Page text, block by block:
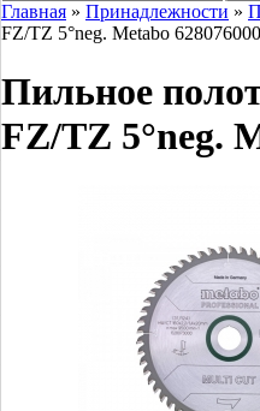
Главная » Принадлежности »
FZ/TZ 5°neg. Metabo 628076000
Пильное
FZ/TZ 5°neg.